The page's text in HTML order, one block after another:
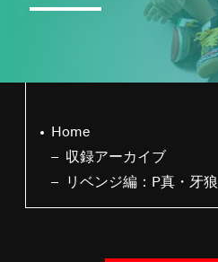
Home
収録アーカイブ
リベンジ編：P真・牙狼